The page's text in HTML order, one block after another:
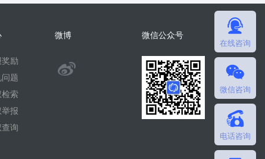
在线咨询
微信咨询
电话咨询
励
题
索
报
询
微博 微信公众号